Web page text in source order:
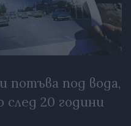
потъва под вода,
след 20 години